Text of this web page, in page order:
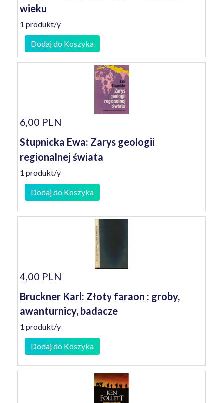
wieku
1 produkt/y
Dodaj do Koszyka
6,00 PLN
Stupnicka Ewa: Zarys geologii
regionalnej świata
1 produkt/y
Dodaj do Koszyka
4,00 PLN
Bruckner Karl: Złoty faraon : groby,
awanturnicy, badacze
1 produkt/y
Dodaj do Koszyka